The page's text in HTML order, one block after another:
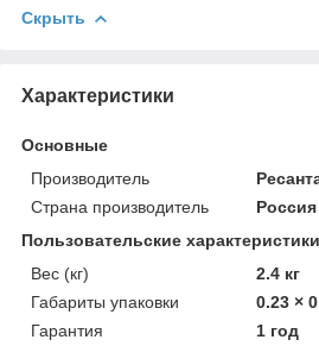
Скрыть
Характеристики
Основные
Производитель
Страна производитель
Россия
Пользовательские характеристики
Вес (кг)
2.4 кг
Габариты упаковки
0.23 ×
Гарантия
1 год